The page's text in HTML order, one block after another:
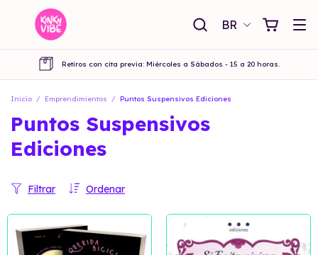
BR
Retiros con cita previa: Miércoles a Sábados - 15 a 20 horas.
Inicio / Emprendimientos / Puntos Suspensivos Ediciones
Puntos Suspensivos
Ediciones
Ordenar
Filtrar